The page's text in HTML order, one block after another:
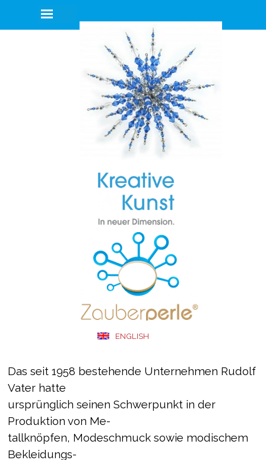
ENGLISH
Das seit 1958 bestehende Unternehmen Rudolf
Vater hatte
ursprünglich seinen Schwerpunkt in der
Produktion von Me-
tallknöpfen, Modeschmuck sowie modischem
Bekleidungs-